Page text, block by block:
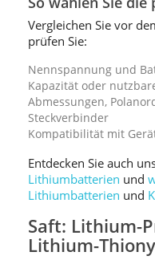
Vergleichen Sie vor
prüfen Sie:
Nennspannung und
Kapazität oder
Abmessungen,
Steckverbinder
Kompatibilität mit
Entdecken Sie auch
Lithiumbatterien und
Lithiumbatterien und
Saft: Lithium-
Lithium-